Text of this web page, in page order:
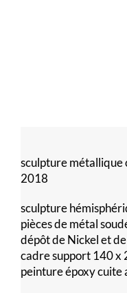
sculpture métallique
2018
sculpture
pièces de métal
dépôt de Nickel et
cadre support 140 x
peinture époxy